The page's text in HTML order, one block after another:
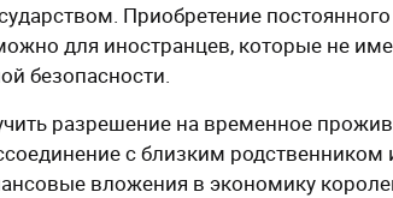
Приобретение
для иностранцев, которые не
безопасности.
разрешение на временное
с близким
вложения в экономику